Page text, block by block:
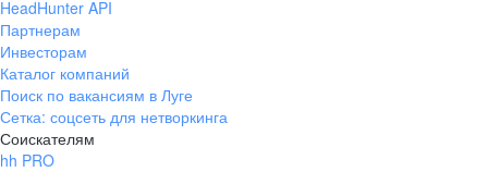
HeadHunter API
Партнерам
Инвесторам
Каталог компаний
Поиск по вакансиям в Луге
Сетка: соцсеть для нетворкинга
Соискателям
hh PRO